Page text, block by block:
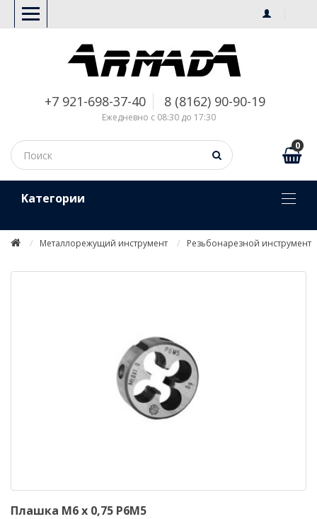
+7 921-698-37-40 8 (8162) 90-90-19
Ежедневно с 08:30 до 17:30
0
Kатегории
Металлорежущий инструмент Резьбонарезной инструмент
Плашка М6 х 0,75 Р6М5